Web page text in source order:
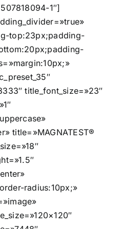
1″]
top:23px;padding-
title_font_size=»23″
title=»MAGNATEST®
radius:10px;»